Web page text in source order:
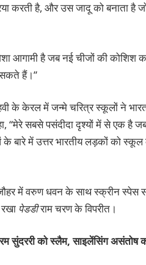
करती है, और उस जादू को बनाता है
आगामी है जब नई चीजों की
हैं।”
के केरल में जन्मे चरित्र स्कूलों ने भारत
“मेरे सबसे पसंदीदा दृश्यों में से एक है
बारे में उत्तर भारतीय लड़कों को स्कूल
में वरुण धवन के साथ स्क्रीन स्पेस
पेडडीराम चरण के विपरीत।
सुंदररी को स्लैम, साइलेंसिंग असंतोष